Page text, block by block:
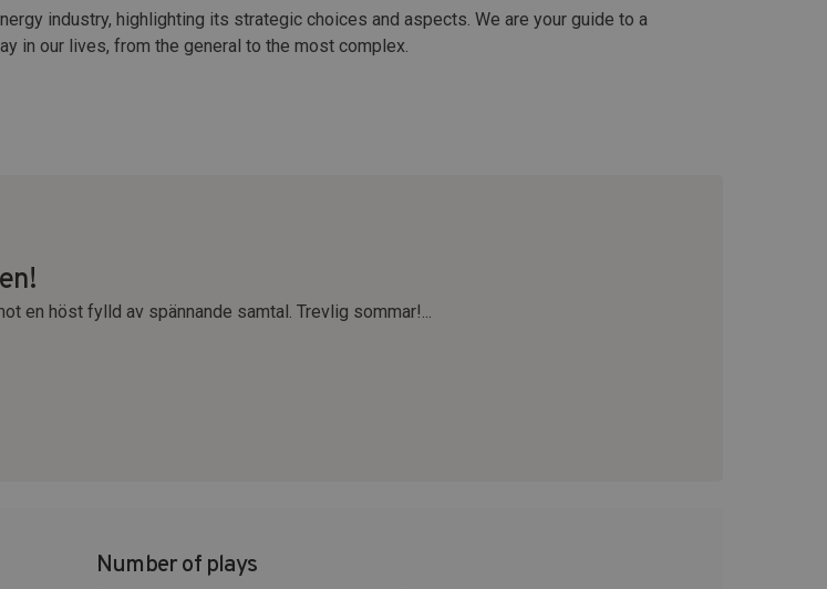
industry, highlighting its strategic choices and aspects. We are your guide to a
in our lives, from the general to the most complex.
en höst fylld av spännande samtal. Trevlig sommar!...
Number of plays